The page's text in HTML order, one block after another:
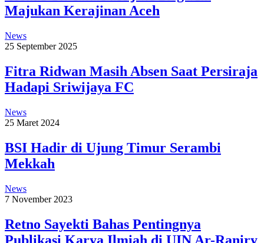
Majukan Kerajinan Aceh
News
25 September 2025
Fitra Ridwan Masih Absen Saat Persiraja
Hadapi Sriwijaya FC
News
25 Maret 2024
BSI Hadir di Ujung Timur Serambi
Mekkah
News
7 November 2023
Retno Sayekti Bahas Pentingnya
Publikasi Karya Ilmiah di UIN Ar-Raniry